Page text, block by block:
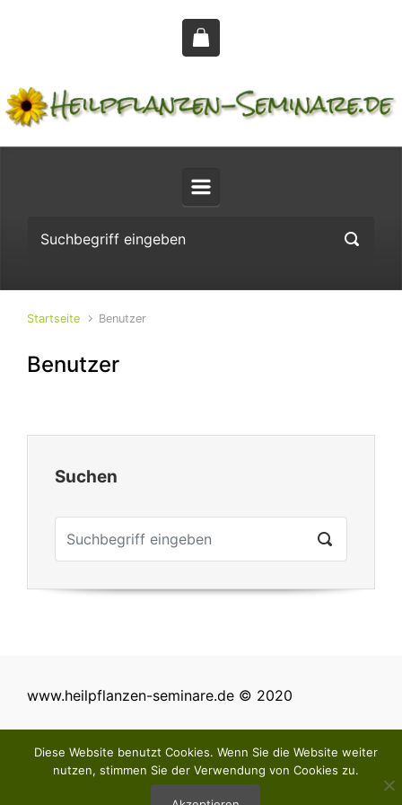
Zum Hauptinhalt springen
Startseite Benutzer
Benutzer
Suchen
www.heilpflanzen-seminare.de © 2020
Diese Website benutzt Cookies. Wenn Sie die Website weiter
nutzen, stimmen Sie der Verwendung von Cookies zu.